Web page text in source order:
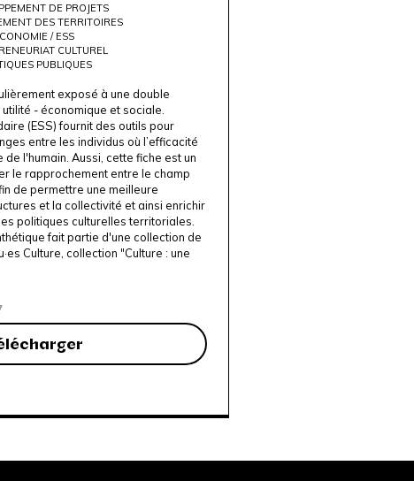
DE PROJETS
DES TERRITOIRES
/ ESS
CULTUREL
PUBLIQUES
exposé à une double
- économique et sociale.
(ESS) fournit des outils pour
entre les individus où l’efficacité
l'humain. Aussi, cette fiche est un
le rapprochement entre le champ
de permettre une meilleure
et la collectivité et ainsi enrichir
politiques culturelles territoriales.
fait partie d'une collection de
Culture, collection "Culture : une